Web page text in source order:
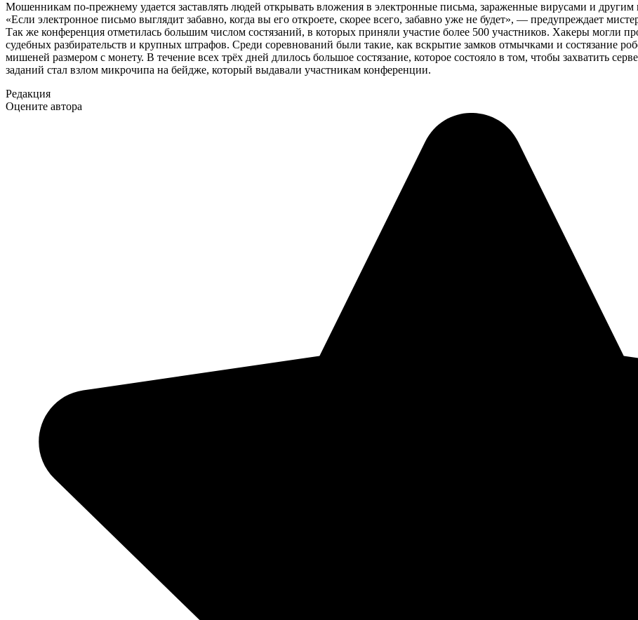
Мошенникам по-прежнему удается заставлять людей открывать вложения в электронные письма, зараженные вирусами и
«Если электронное письмо выглядит забавно, когда вы его откроете, скорее всего, забавно уже не будет», — предупреждает
Так же конференция отметилась большим числом состязаний, в которых приняли участие более 500 участников. Хакеры могли
судебных разбирательств и крупных штрафов. Среди соревнований были такие, как вскрытие замков отмычками и состязание
мишеней размером с монету. В течение всех трёх дней длилось большое состязание, которое состояло в том, чтобы захватить
заданий стал взлом микрочипа на бейдже, который выдавали участникам конференции.
Редакция
Оцените автора